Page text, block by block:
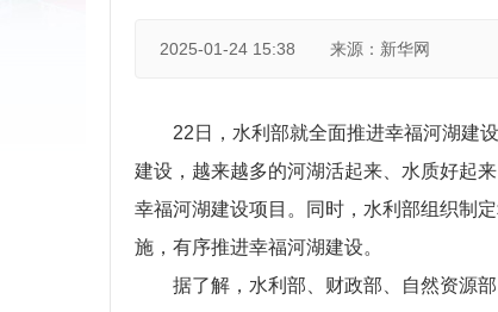
2025-01-24 15:38 来源：新华网
22日，水利部就全面推进幸福河湖建
建设，越来越多的河湖活起来、水质好起
幸福河湖建设项目。同时，水利部组织制
施，有序推进幸福河湖建设。
据了解，水利部、财政部、自然资源